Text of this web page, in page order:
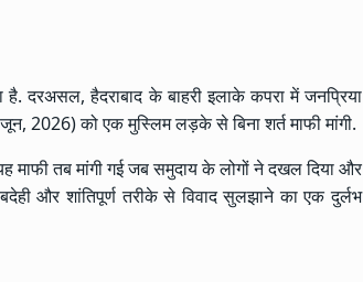
दरअसल, हैदराबाद के बाहरी इलाके कपरा में जनप्रिया
2026) को एक मुस्लिम लड़के से बिना शर्त माफी मांगी.
माफी तब मांगी गई जब समुदाय के लोगों ने दखल दिया और
और शांतिपूर्ण तरीके से विवाद सुलझाने का एक दुर्लभ